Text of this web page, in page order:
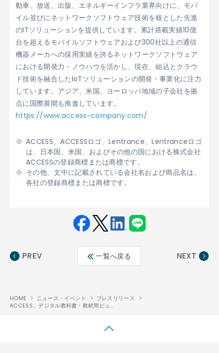
動車、放送、出版、エネルギーインフラ業界向けに、モバ
イル並びにネットワークソフトウェア技術を核とした先進
のITソリューションを提供しています。累計搭載実績10億
台を超えるモバイルソフトウェアおよび300社以上の通信
機器メーカへの採用実績を誇るネットワークソフトウェア
における開発力・ノウハウを活かし、現在、組込とクラウ
ド技術を融合したIoTソリューションの開発・事業化に注力
しています。アジア、米国、ヨーロッパ地域の子会社を拠
点に国際展開も推進しています。
https://www.access-company.com/
ACCESS、ACCESSロゴ、Lentrance、Lentranceロゴ
は、日本国、米国、およびその他の国における株式会社
ACCESSの登録商標または商標です。
その他、文中に記載されている会社名および商品名は、
各社の登録商標または商標です。
ebo ter
edin
PREV 一覧へ戻る NEXT
HOME ニュース・イベント
プレスリリース
ACCESS、デジタル教科書・教材用ビューア「Lentrance